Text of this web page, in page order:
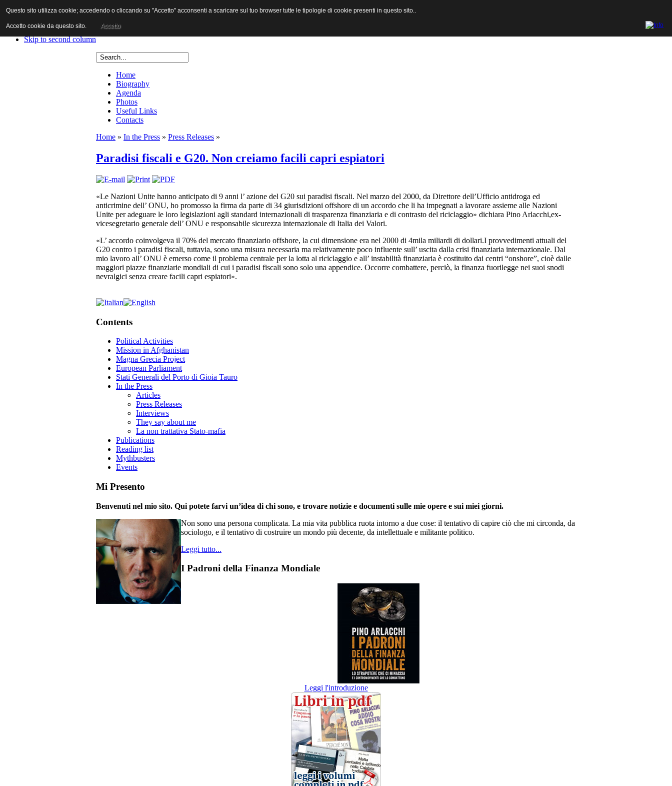
Skip to content
Skip to first column
Skip to second column
Home
Biography
Agenda
Photos
Useful Links
Contacts
Home » In the Press » Press Releases »
Paradisi fiscali e G20. Non creiamo facili capri espiatori
«Le Nazioni Unite hanno anticipato di 9 anni l’ azione del G20 sui paradisi fiscali. Nel marzo del 2000, da Direttore dell’Ufficio antidroga ed
anticrimine dell’ ONU, ho promosso la firma da parte di 34 giurisdizioni offshore di un accordo che li ha impegnati a lavorare assieme alle Nazioni
Unite per adeguare le loro legislazioni agli standard internazionali di trasparenza finanziaria e di contrasto del riciclaggio» dichiara Pino Arlacchi,ex-
vicesegretario generale dell’ ONU e responsabile sicurezza internazionale di Italia dei Valori.
«L’ accordo coinvolgeva il 70% del mercato finanziario offshore, la cui dimensione era nel 2000 di 4mila miliardi di dollari.I provvedimenti attuali del
G20 contro i paradisi fiscali, tuttavia, sono una misura necessaria ma relativamente poco influente sull’ uscita dalla crisi finanziaria internazionale. Dal
mio lavoro all’ ONU è emerso come il problema centrale per la lotta al riciclaggio e all’ instabilità finanziaria è costituito dai centri “onshore”, cioè dalle
maggiori piazze finanziarie mondiali di cui i paradisi fiscali sono solo una appendice. Occorre combattere, perciò, la finanza fuorilegge nei suoi snodi
nevralgici senza creare facili capri espiatori».
Contents
Political Activities
Mission in Afghanistan
Magna Grecia Project
European Parliament
Stati Generali del Porto di Gioia Tauro
In the Press
Articles
Press Releases
Interviews
They say about me
La non trattativa Stato-mafia
Publications
Reading list
Mythbusters
Events
Mi Presento
Benvenuti nel mio sito. Qui potete farvi un’idea di chi sono, e trovare notizie e documenti sulle mie opere e sui miei giorni.
Non sono una persona complicata. La mia vita pubblica ruota intorno a due cose: il tentativo di capire ciò che mi circonda, da
sociologo, e il tentativo di costruire un mondo più decente, da intellettuale e militante politico.
Leggi tutto...
I Padroni della Finanza Mondiale
Leggi l'introduzione
Questo sito utilizza cookie; accedendo o cliccando su "Accetto" acconsenti a scaricare sul tuo browser tutte le tipologie di cookie presenti in questo sito..
Accetto cookie da questo sito. Accetto